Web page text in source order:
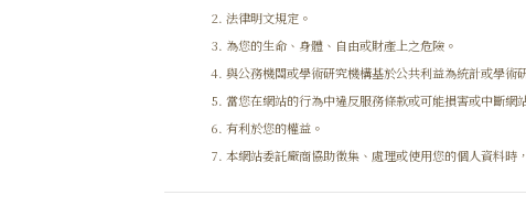
法律明文規定。
為您的生命、身體、自由或財產上之危險。
與公務機關或學術研究機構基於公共利益為統計或學術
當您在網站的行為中違反服務條款或可能損害或中斷網
有利於您的權益。
本網站委託廠商協助徵集、處理或使用您的個人資料時